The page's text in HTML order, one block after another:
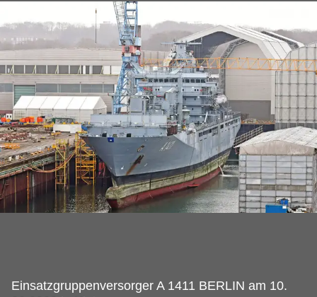
Einsatzgruppenversorger A 1411 BERLIN am 10.